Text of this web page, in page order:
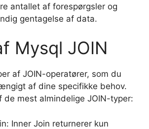
antallet af forespørgsler og
gentagelse af data.
Mysql JOIN
af JOIN-operatører, som du
af dine specifikke behov.
de mest almindelige JOIN-typer:
Inner Join returnerer kun